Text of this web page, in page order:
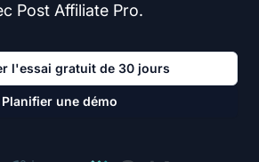
Post Affiliate Pro.
l'essai gratuit de 30 jours
Planifier une démo